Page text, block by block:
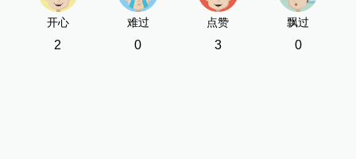
开心
2
难过
0
点赞
3
飘过
0